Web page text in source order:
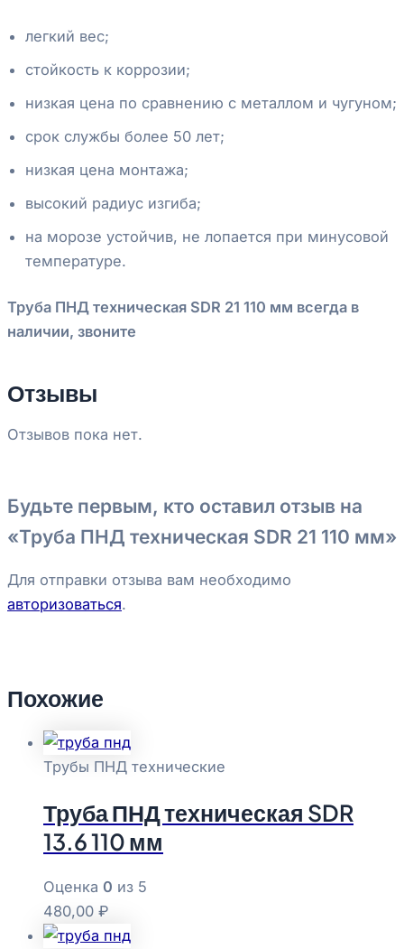
легкий вес;
стойкость к коррозии;
низкая цена по сравнению с металлом и чугуном;
срок службы более 50 лет;
низкая цена монтажа;
высокий радиус изгиба;
на морозе устойчив, не лопается при минусовой
температуре.
Труба ПНД техническая SDR 21 110 мм всегда в
наличии, звоните
Отзывы
Отзывов пока нет.
Будьте первым, кто оставил отзыв на
«Труба ПНД техническая SDR 21 110 мм»
Для отправки отзыва вам необходимо
авторизоваться.
Похожие
Трубы ПНД технические
Труба ПНД техническая SDR
13.6 110 мм
Оценка 0 из 5
480,00 ₽